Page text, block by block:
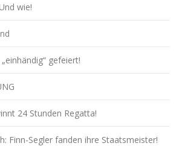
wie!
gefeiert!
24 Stunden Regatta!
Finn-Segler fanden ihre Staatsmeister!